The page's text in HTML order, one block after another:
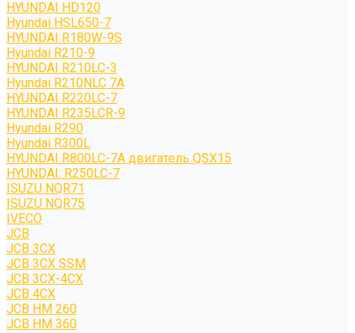
HYUNDAI HD120
Hyundai HSL650-7
HYUNDAI R180W-9S
Hyundai R210-9
HYUNDAI R210LC-3
Hyundai R210NLC 7A
HYUNDAI R220LC-7
HYUNDAI R235LCR-9
Hyundai R290
Hyundai R300L
HYUNDAI R800LC-7A двигатель QSX15
HYUNDAI: R250LC-7
ISUZU NQR71
ISUZU NQR75
IVECO
JCB
JCB 3CX
JCB 3CX SSM
JCB 3CX-4CX
JCB 4CX
JCB HM 260
JCB HM 360